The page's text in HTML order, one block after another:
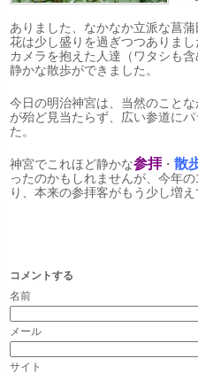
ありました、なかなか立派な菖
花は少し盛りを過ぎつつありま
カメラを抱えた人達（ワタシも
静かな散歩ができました。
今日の明治神宮は、当然のこと
が殆ど見当たらず、広い参道に
た。
神宮でこれほど静かな参拝・ 散
ったのかもしれませんが、今年
り、本来の参拝客がもう少し増
コメントする
名前
メール
サイト